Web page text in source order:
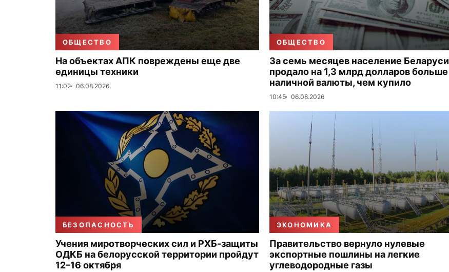
ОБЩЕСТВО
На объектах АПК повреждены еще две
единицы техники
11:02 06.08.2026
ОБЩЕСТВО
За семь месяцев население Беларуси
продало на 1,3 млрд долларов больше
наличной валюты, чем купило
10:45 06.08.2026
БЕЗОПАСНОСТЬ
Учения миротворческих сил и РХБ-защиты
ОДКБ на белорусской территории пройдут
12–16 октября
ЭКОНОМИКА
Правительство вернуло нулевые
экспортные пошлины на легкие
углеводородные газы